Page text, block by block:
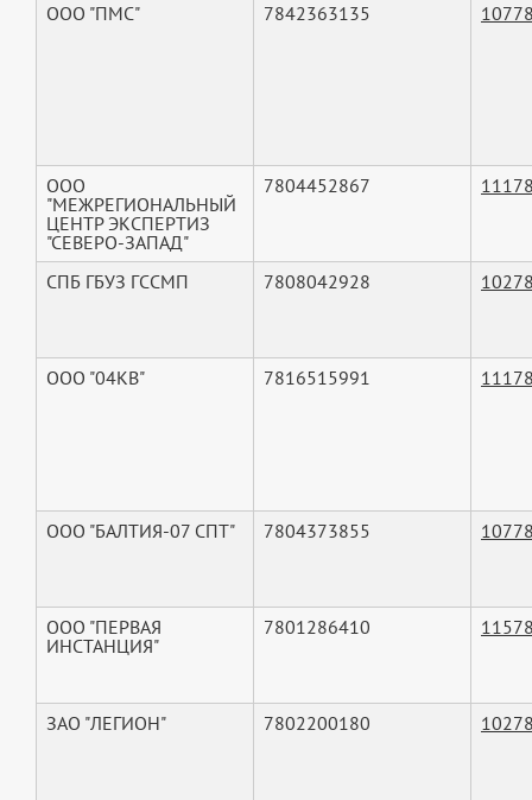
ООО "ПМС" 7842363135
ООО
"МЕЖРЕГИОНАЛЬНЫЙ
ЦЕНТР ЭКСПЕРТИЗ
"СЕВЕРО-ЗАПАД"
7804452867
СПБ ГБУЗ ГССМП 7808042928
ООО "04КВ" 7816515991
ООО "БАЛТИЯ-07 СПТ" 7804373855
ООО "ПЕРВАЯ
ИНСТАНЦИЯ"
7801286410
ЗАО "ЛЕГИОН" 7802200180